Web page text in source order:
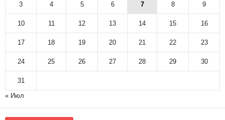
3 4 5 6 7 8 9
10 11 12 13 14 15 16
17 18 19 20 21 22 23
24 25 26 27 28 29 30
31
« Июл